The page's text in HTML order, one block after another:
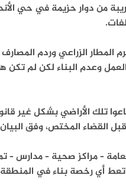
من دوار حزيمة في حي
الزراعي وردم المصارف
وعدم البناء لكن لم تكن
تلك الأراضي بشكل غير
القضاء المختص، وفق
– مراكز صحية – مدارس –
أي رخصة بناء في